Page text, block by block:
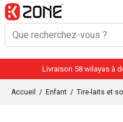
Livraison 58 wilayas à
Accueil / Enfant / Tire-laits et